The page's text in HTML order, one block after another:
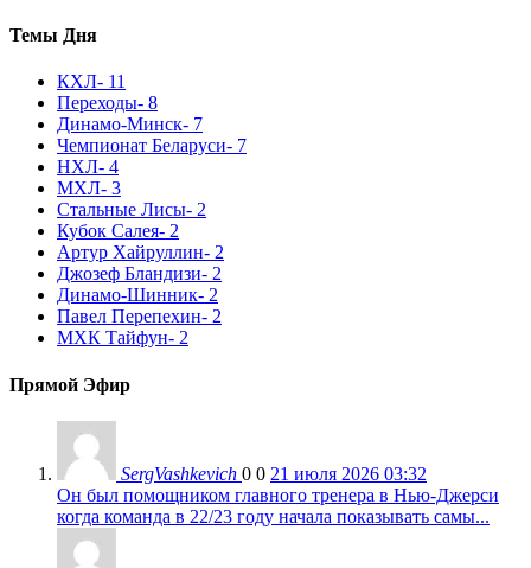
Темы Дня
КХЛ- 11
Переходы- 8
Динамо-Минск- 7
Чемпионат Беларуси- 7
НХЛ- 4
МХЛ- 3
Стальные Лисы- 2
Кубок Салея- 2
Артур Хайруллин- 2
Джозеф Бландизи- 2
Динамо-Шинник- 2
Павел Перепехин- 2
МХК Тайфун- 2
Прямой Эфир
SergVashkevich 0 0 21 июля 2026 03:32
Он был помощником главного тренера в Нью-Джерси
когда команда в 22/23 году начала показывать самы...